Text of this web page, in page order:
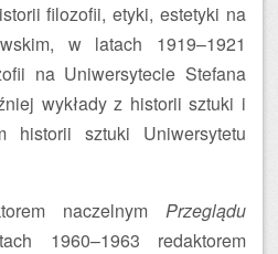
filozofii, etyki, estetyki na
w latach 1919–1921
na Uniwersytecie Stefana
wykłady z historii sztuki i
historii sztuki Uniwersytetu
naczelnym Przeglądu
1960–1963 redaktorem